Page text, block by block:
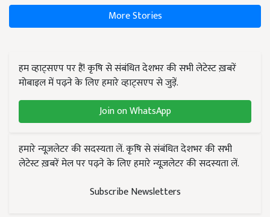
More Stories
हम व्हाट्सएप पर हैं! कृषि से संबंधित देशभर की सभी लेटेस्ट ख़बरें
मोबाइल में पढ़ने के लिए हमारे व्हाट्सएप से जुड़ें.
Join on WhatsApp
हमारे न्यूज़लेटर की सदस्यता लें. कृषि से संबंधित देशभर की सभी
लेटेस्ट ख़बरें मेल पर पढ़ने के लिए हमारे न्यूज़लेटर की सदस्यता लें.
Subscribe Newsletters